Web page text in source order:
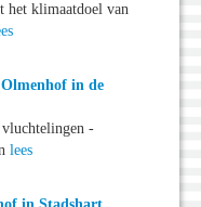
het klimaatdoel van
in de
-
lees